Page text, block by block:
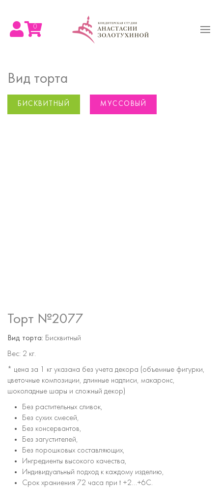
0
Вид торта
БИСКВИТНЫЙ МУССОВЫЙ
Торт №2077
Вид торта: Бисквитный
Вес: 2 кг.
* цена за 1 кг указана без учета декора (объемные фигурки,
цветочные композиции, длинные надписи, макаронс,
шоколадные шары и сложный декор)
Без растительных сливок,
Без сухих смесей,
Без консервантов,
Без загустителей,
Без порошковых составляющих,
Ингредиенты высокого качества,
Индивидуальный подход к каждому изделию,
Срок храниения 72 часа при t +2...+6С.